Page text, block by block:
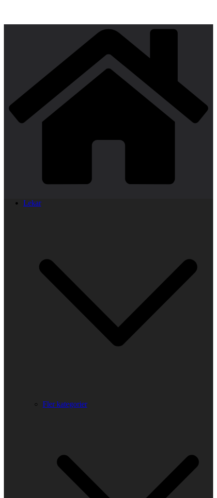
Lekar
Fler kategorier